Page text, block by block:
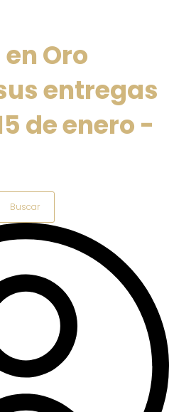
Oro
entregas
de enero -